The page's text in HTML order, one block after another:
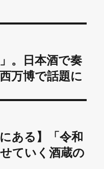
。日本酒で奏
万博で話題に
ある】「令和
ていく酒蔵の